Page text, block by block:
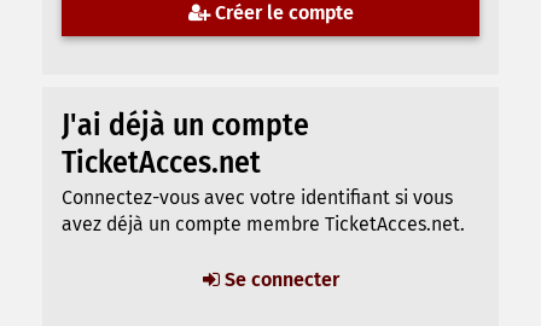
Créer le compte
J'ai déjà un compte
TicketAcces.net
Connectez-vous avec votre identifiant si vous
avez déjà un compte membre TicketAcces.net.
Se connecter